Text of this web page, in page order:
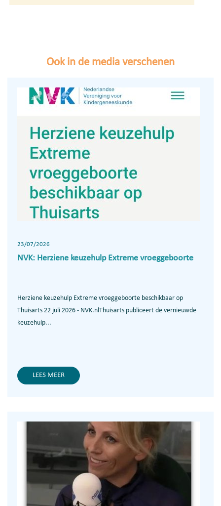
Ook in de media verschenen
23/07/2026
NVK: Herziene keuzehulp Extreme vroeggeboorte
Herziene keuzehulp Extreme vroeggeboorte beschikbaar op
Thuisarts 22 juli 2026 - NVK.nlThuisarts publiceert de vernieuwde
keuzehulp...
LEES MEER